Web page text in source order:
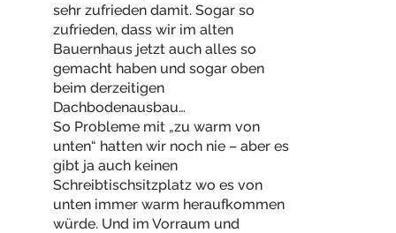
sehr zufrieden damit. Sogar so
zufrieden, dass wir im alten
Bauernhaus jetzt auch alles so
gemacht haben und sogar oben
beim derzeitigen
Dachbodenausbau…
So Probleme mit „zu warm von
unten“ hatten wir noch nie – aber es
gibt ja auch keinen
Schreibtischsitzplatz wo es von
unten immer warm heraufkommen
würde. Und im Vorraum und